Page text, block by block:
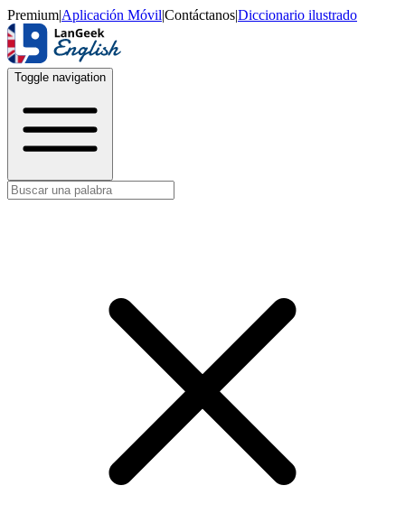
Premium|Aplicación Móvil|Contáctanos|Diccionario ilustrado
Toggle navigation